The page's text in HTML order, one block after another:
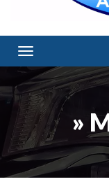
Toggle navigation
»